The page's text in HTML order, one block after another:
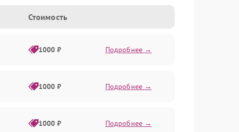
Стоимость
1000 ₽ Подробнее →
1000 ₽ Подробнее →
1000 ₽ Подробнее →